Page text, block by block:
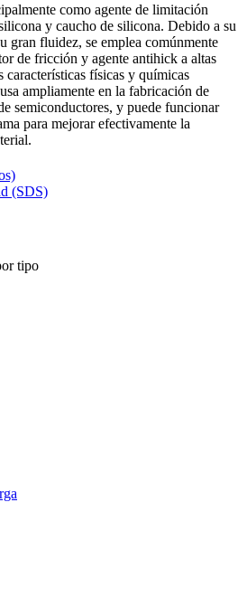
como agente de limitación
y caucho de silicona. Debido a su
gran fluidez, se emplea comúnmente
de fricción y agente antihick a altas
características físicas y químicas
ampliamente en la fabricación de
semiconductores, y puede funcionar
para mejorar efectivamente la
(SDS)
tipo